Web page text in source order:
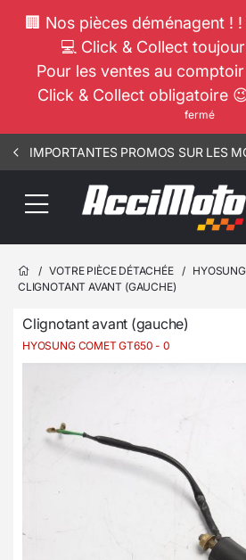
🏢 Nos pièces déménagent !
💻 Click & Collect
Pour les ventes au
Click & Collect obligatoire
fermé
/ VOTRE PIÈCE DÉTACHÉE / HYOSUNG
CLIGNOTANT AVANT (GAUCHE)
Clignotant avant (gauche)
HYOSUNG COMET GT650 - 0